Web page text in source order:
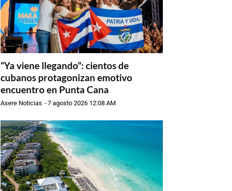
“Ya viene llegando”: cientos de
cubanos protagonizan emotivo
encuentro en Punta Cana
Asere Noticias -7 agosto 2026 12:08 AM